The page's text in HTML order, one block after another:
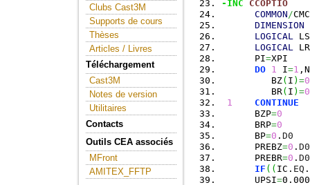
Clubs Cast3M
Supports de cours
Thèses
Articles / Livres
Téléchargement
Cast3M
Notes de version
Utilitaires
Contacts
Outils CEA associés
MFront
AMITEX_FFTP
-INC
CCOPTIO
COMMON /
DIMENSION
LOGICAL
LOGICAL
LR
      PI
=XPI
DO 1 I=1
         BZ
( I ) =0
         BR
( I ) =0
1
CONTINUE
      BZP
=0
      BRP
=0
      BP
=0 . D0
      PREBZ
=0 . D0
      PREBR
=0 . D0
IF ( ( IC. EQ
      UPSI
=